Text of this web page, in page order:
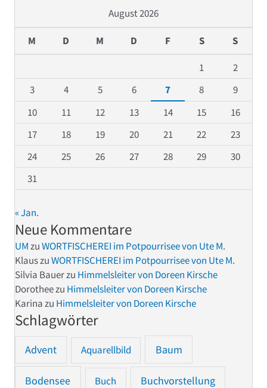
August 2026
M D M D F S S
1
2
3
4 5 6 7 8
9
10
11 12 13 14 15
16
17
18 19 20 21 22
23
24
25 26 27 28 29
30
31
« Jan.
Neue Kommentare
UMzuWORTFISCHEREI im Potpourrisee von Ute M.
KlauszuWORTFISCHEREI im Potpourrisee von Ute M.
Silvia Bauerzu Himmelsleiter von Doreen Kirsche
Dorotheezu Himmelsleiter von Doreen Kirsche
Karinazu Himmelsleiter von Doreen Kirsche
Schlagwörter
Advent Aquarellbild Baum
Bodensee Buch Buchvorstellung